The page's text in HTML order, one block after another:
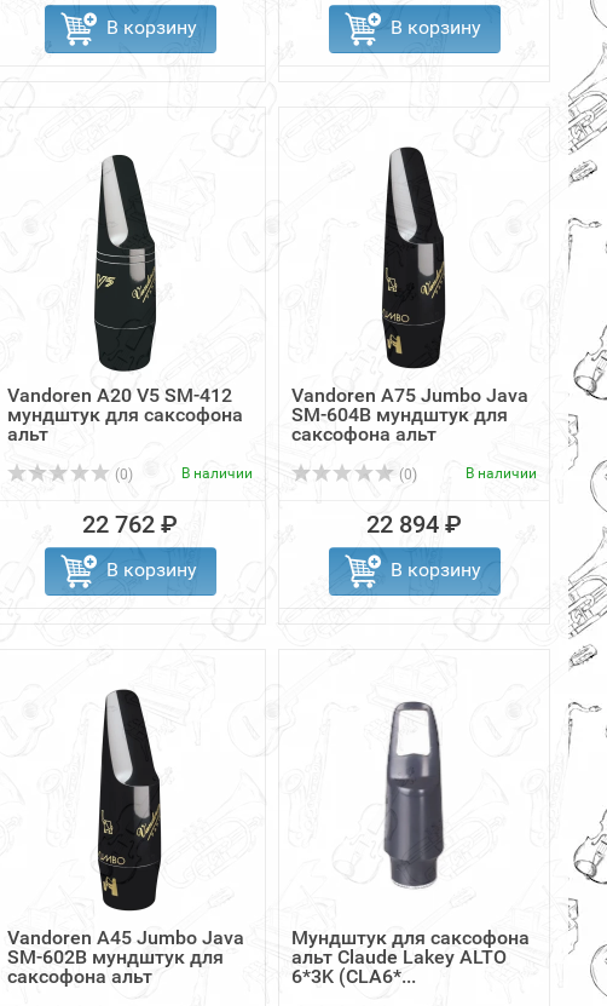
В корзину В корзину
Vandoren A20 V5 SM-412
мундштук для саксофона
альт
(0) В наличии
22 762 ₽
В корзину
Vandoren A75 Jumbo Java
SM-604B мундштук для
саксофона альт
(0) В наличии
22 894 ₽
В корзину
Vandoren A45 Jumbo Java
SM-602B мундштук для
саксофона альт
Мундштук для саксофона
альт Claude Lakey ALTO
6*3K (CLA6*...